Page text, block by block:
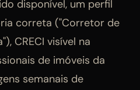
disponível, um perfil
correta ("Corretor de
CRECI visível na
de imóveis da
semanais de